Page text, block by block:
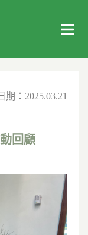
期：2025.03.21
回顧